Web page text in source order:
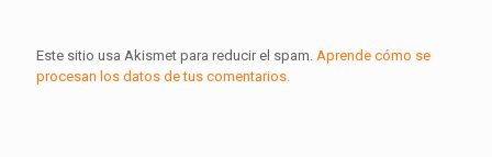
Este sitio usa Akismet para reducir el spam. Aprende cómo se
procesan los datos de tus comentarios.